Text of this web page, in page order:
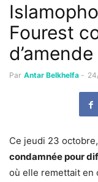
Fourest
Par Antar Belkhelfa -
Ce jeudi 23
condamnée pour
où elle remettait en